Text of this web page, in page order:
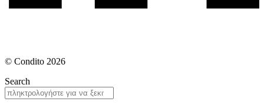
© Condito 2026
Search